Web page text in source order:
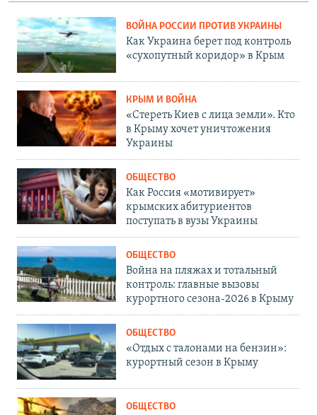
ВОЙНА РОССИИ ПРОТИВ УКРАИНЫ
Как Украина берет под контроль
«сухопутный коридор» в Крым
КРЫМ И ВОЙНА
«Стереть Киев с лица земли». Кто
в Крыму хочет уничтожения
Украины
ОБЩЕСТВО
Как Россия «мотивирует»
крымских абитуриентов
поступать в вузы Украины
ОБЩЕСТВО
Война на пляжах и тотальный
контроль: главные вызовы
курортного сезона-2026 в Крыму
ОБЩЕСТВО
«Отдых с талонами на бензин»:
курортный сезон в Крыму
ОБЩЕСТВО